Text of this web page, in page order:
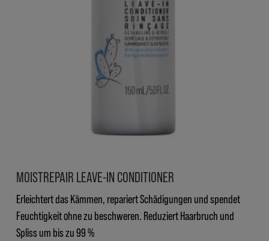
MOISTREPAIR LEAVE-IN CONDITIONER
Erleichtert das Kämmen, repariert Schädigungen und spendet
Feuchtigkeit ohne zu beschweren. Reduziert Haarbruch und
Spliss um bis zu 99 %